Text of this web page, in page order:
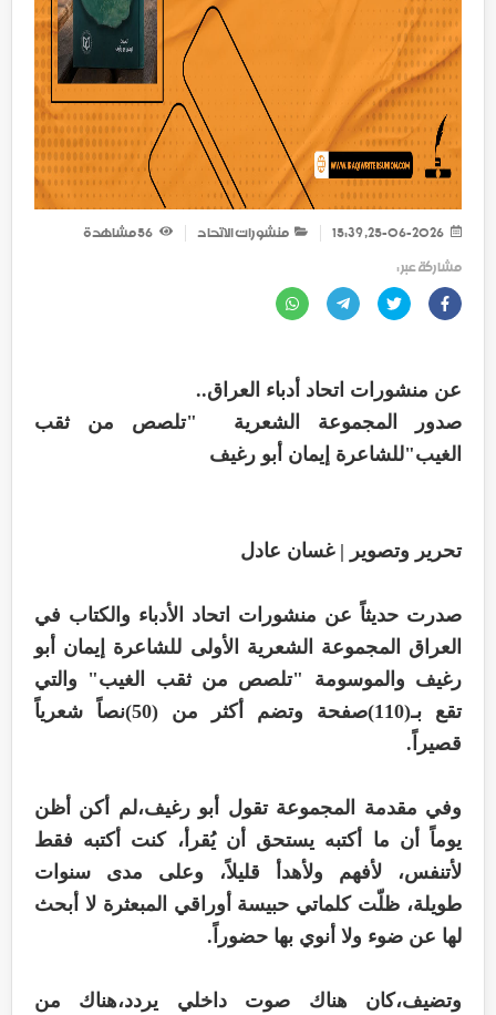
منشورات الاتحاد 56
مشاهدة
مشاركة عبر :
عن منشورات اتحاد أدباء العراق..
صدور المجموعة الشعرية "تلصص من ثقب
الغيب"للشاعرة إيمان أبو رغيف
تحرير وتصوير | غسان عادل
صدرت حديثاً عن منشورات اتحاد الأدباء والكتاب في
العراق المجموعة الشعرية الأولى للشاعرة إيمان أبو
رغيف والموسومة "تلصص من ثقب الغيب" والتي
تقع بـ(110)صفحة وتضم أكثر من (50)نصاً شعرياً
قصيراً.
وفي مقدمة المجموعة تقول أبو رغيف،لم أكن أظن
يوماً أن ما أكتبه يستحق أن يُقرأ، كنت أكتبه فقط
لأتنفس، لأفهم ولأهدأ قليلاً، وعلى مدى سنوات
طويلة، ظلّت كلماتي حبيسة أوراقي المبعثرة لا أبحث
لها عن ضوء ولا أنوي بها حضوراً.
وتضيف،كان هناك صوت داخلي يردد،هناك من